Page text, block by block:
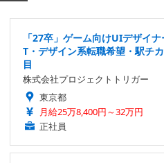
「27卒」ゲーム向けUIデザイ
T・デザイン系転職希望・駅チ
目
株式会社プロジェクトトリガー
東京都
月給25万8,400円～32万円
正社員